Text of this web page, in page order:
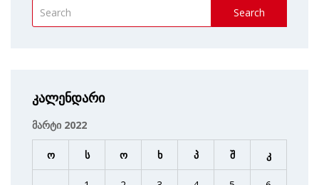
Search
კალენდარი
მარტი 2022
ო ს ო ხ პ შ კ